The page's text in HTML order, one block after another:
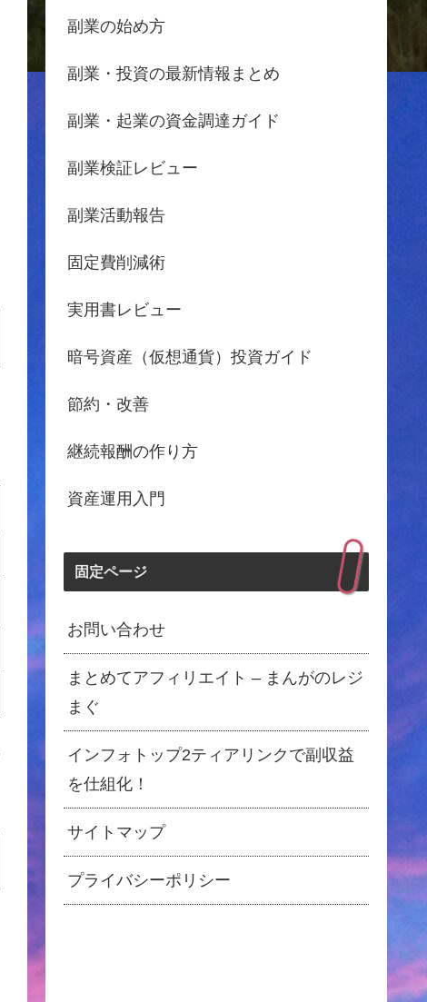
副業の始め方
副業・投資の最新情報まとめ
副業・起業の資金調達ガイド
副業検証レビュー
副業活動報告
固定費削減術
実用書レビュー
暗号資産（仮想通貨）投資ガイド
節約・改善
継続報酬の作り方
資産運用入門
固定ページ
お問い合わせ
まとめてアフィリエイト – まんがのレジ
まぐ
インフォトップ2ティアリンクで副収益
を仕組化！
サイトマップ
プライバシーポリシー